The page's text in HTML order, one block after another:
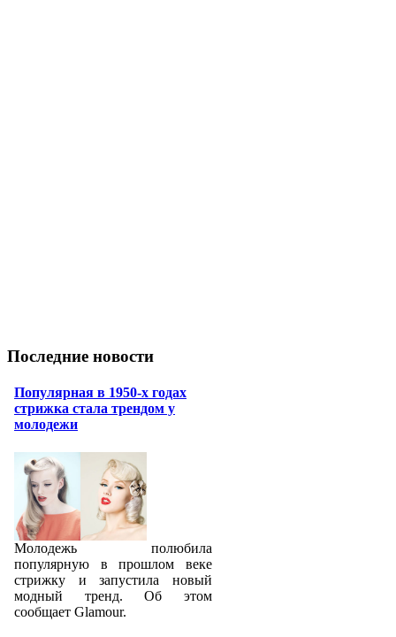
Последние новости
Популярная в 1950-х годах
стрижка стала трендом у
молодежи
Молодежь полюбила
популярную в прошлом веке
стрижку и запустила новый
модный тренд. Об этом
сообщает Glamour.